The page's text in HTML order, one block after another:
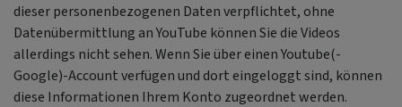
dieser personenbezogenen Daten verpflichtet, ohne
Datenübermittlung an YouTube können Sie die Videos
allerdings nicht sehen. Wenn Sie über einen Youtube(-
Google)-Account verfügen und dort eingeloggt sind, können
diese Informationen Ihrem Konto zugeordnet werden.